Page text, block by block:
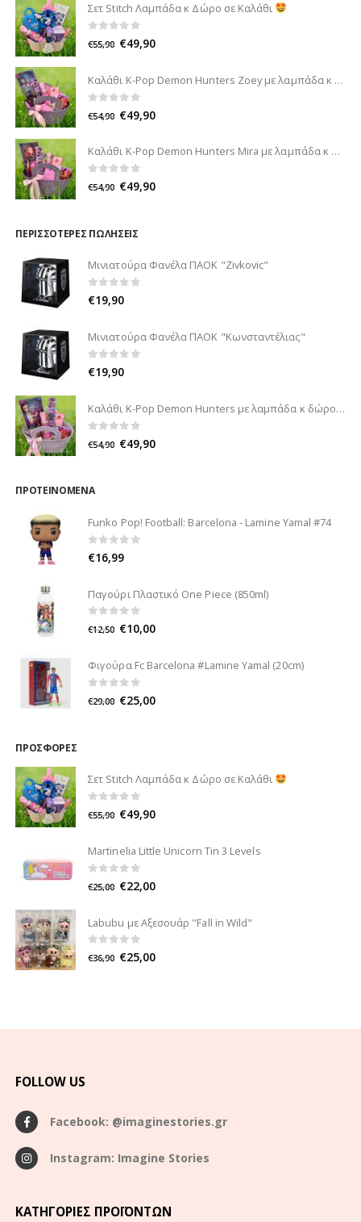
Σετ Stitch Λαμπάδα κ Δώρο σε Καλάθι
out of 5
€55,90 €49,90
Καλάθι K-Pop Demon Hunters Zoey με λαμπάδα κ δώρο
out of 5
€54,90 €49,90
Καλάθι K-Pop Demon Hunters Mira με λαμπάδα κ δώρο
out of 5
€54,90 €49,90
ΠΕΡΙΣΣΌΤΕΡΕΣ ΠΩΛΉΣΕΙΣ
Μινιατούρα Φανέλα ΠΑΟΚ "Zivkovic"
0out of 5
€19,90
Μινιατούρα Φανέλα ΠΑΟΚ "Κωνσταντέλιας"
0out of 5
€19,90
Καλάθι K-Pop Demon Hunters με λαμπάδα κ δώρο
out of 5
€54,90 €49,90
ΠΡΟΤΕΙΝΌΜΕΝΑ
Funko Pop! Football: Barcelona - Lamine Yamal #74
0out of 5
€16,99
Παγούρι Πλαστικό One Piece (850ml)
out of 5
€12,50 €10,00
Φιγούρα Fc Barcelona #Lamine Yamal (20cm)
out of 5
€29,00 €25,00
ΠΡΟΣΦΟΡΈΣ
Σετ Stitch Λαμπάδα κ Δώρο σε Καλάθι
out of 5
€55,90 €49,90
Martinelia Little Unicorn Tin 3 Levels
out of 5
€25,00 €22,00
Labubu με Αξεσουάρ "Fall in Wild"
out of 5
€36,90 €25,00
FOLLOW US
Facebook: @imaginestories.gr
Instagram: Imagine Stories
ΚΑΤΗΓΟΡΊΕΣ ΠΡΟΪΌΝΤΩΝ